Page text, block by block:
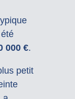
000 €.
petit